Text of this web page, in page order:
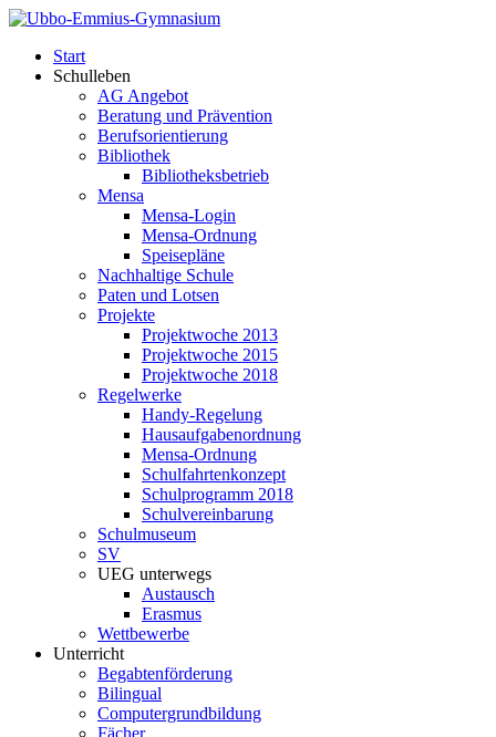
Start
Schulleben
AG Angebot
Beratung und Prävention
Berufsorientierung
Bibliothek
Bibliotheksbetrieb
Mensa
Mensa-Login
Mensa-Ordnung
Speisepläne
Nachhaltige Schule
Paten und Lotsen
Projekte
Projektwoche 2013
Projektwoche 2015
Projektwoche 2018
Regelwerke
Handy-Regelung
Hausaufgabenordnung
Mensa-Ordnung
Schulfahrtenkonzept
Schulprogramm 2018
Schulvereinbarung
Schulmuseum
SV
UEG unterwegs
Austausch
Erasmus
Wettbewerbe
Unterricht
Begabtenförderung
Bilingual
Computergrundbildung
Fächer